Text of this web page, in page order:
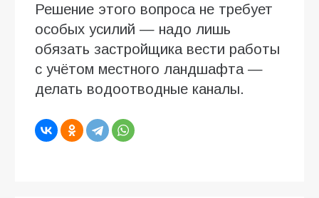
Решение этого вопроса не требует
особых усилий — надо лишь
обязать застройщика вести работы
с учётом местного ландшафта —
делать водоотводные каналы.